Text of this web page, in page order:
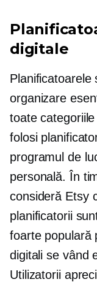
digitale
Planificatoarele
organizare
toate
folosi
programul de
personală. În
consideră Etsy
planificatorii
foarte populară
digitali se vând
Utilizatorii